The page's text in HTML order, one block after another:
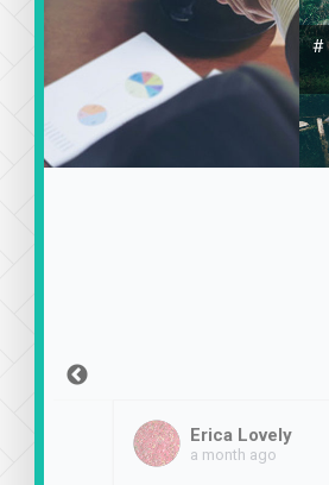
Erica Lovely
a month ago